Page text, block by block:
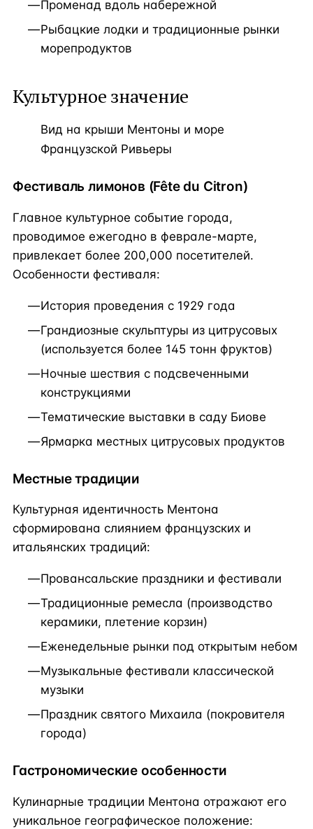
Променад вдоль набережной
Рыбацкие лодки и традиционные рынки
морепродуктов
Культурное значение
Вид на крыши Ментоны и море
Французской Ривьеры
Фестиваль лимонов (Fête du Citron)
Главное культурное событие города,
проводимое ежегодно в феврале-марте,
привлекает более 200,000 посетителей.
Особенности фестиваля:
История проведения с 1929 года
Грандиозные скульптуры из цитрусовых
(используется более 145 тонн фруктов)
Ночные шествия с подсвеченными
конструкциями
Тематические выставки в саду Биове
Ярмарка местных цитрусовых продуктов
Местные традиции
Культурная идентичность Ментона
сформирована слиянием французских и
итальянских традиций:
Провансальские праздники и фестивали
Традиционные ремесла (производство
керамики, плетение корзин)
Еженедельные рынки под открытым небом
Музыкальные фестивали классической
музыки
Праздник святого Михаила (покровителя
города)
Гастрономические особенности
Кулинарные традиции Ментона отражают его
уникальное географическое положение: